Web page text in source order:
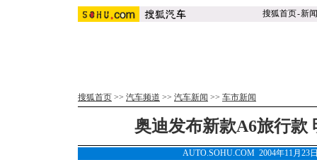
搜狐首页-新闻
搜狐首页 >> 汽车频道 >> 汽车新闻 >> 车市新闻
奥迪发布新款A6旅行款
AUTO.SOHU.COM 2004年11月